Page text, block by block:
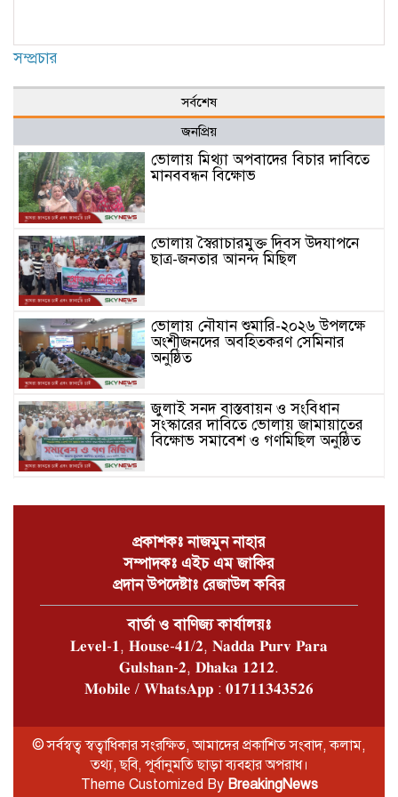
সম্প্রচার
সর্বশেষ
জনপ্রিয়
ভোলায় মিথ্যা অপবাদের বিচার দাবিতে
মানববন্ধন বিক্ষোভ
ভোলায় স্বৈরাচারমুক্ত দিবস উদযাপনে
ছাত্র-জনতার আনন্দ মিছিল
ভোলায় নৌযান শুমারি-২০২৬ উপলক্ষে
অংশীজনদের অবহিতকরণ সেমিনার
অনুষ্ঠিত
জুলাই সনদ বাস্তবায়ন ও সংবিধান
সংস্কারের দাবিতে ভোলায় জামায়াতের
বিক্ষোভ সমাবেশ ও গণমিছিল অনুষ্ঠিত
কোষাগারে ১ কোটি ২ লাখ টাকা ফেরত
ভোলার চরফ্যাশনে পান থেকে চুন
খসলেই চটে ওঠা মানুষটি চাঁদাবাজি
মামলায় কারাগারে
ভোলার বোরহানউদ্দিনে গাঁজা চাষে
সফলতার হাতছানি
ভোলার লালমোহনে বাস চাঁপায় প্রাণ
হারালো শিশু মাইশা
প্রকাশকঃ নাজমুন নাহার
সম্পাদকঃ এইচ এম জাকির
প্রদান উপদেষ্টাঃ রেজাউল কবির
বার্তা ও বাণিজ্য কার্যালয়ঃ
𝐋𝐞𝐯𝐞𝐥-𝟏, 𝐇𝐨𝐮𝐬𝐞-𝟒𝟏/𝟐, 𝐍𝐚𝐝𝐝𝐚 𝐏𝐮𝐫𝐯 𝐏𝐚𝐫𝐚
𝐆𝐮𝐥𝐬𝐡𝐚𝐧-𝟐, 𝐃𝐡𝐚𝐤𝐚 𝟏𝟐𝟏𝟐.
𝐌𝐨𝐛𝐢𝐥𝐞 / 𝐖𝐡𝐚𝐭𝐬𝐀𝐩𝐩 : 𝟎𝟏𝟕𝟏𝟏𝟑𝟒𝟑𝟓𝟐𝟔
© সর্বস্বত্ব স্বত্বাধিকার সংরক্ষিত, আমাদের প্রকাশিত সংবাদ, কলাম,
তথ্য, ছবি, পূর্বানুমতি ছাড়া ব্যবহার অপরাধ।
Theme Customized By BreakingNews